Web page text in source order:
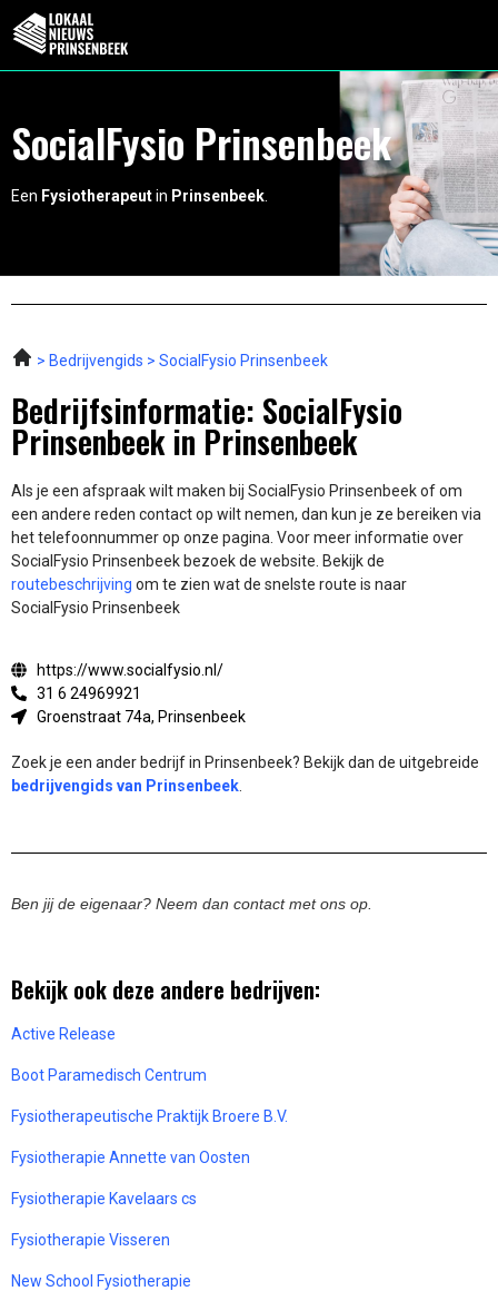
SocialFysio Prinsenbeek
Een Fysiotherapeutin Prinsenbeek
Bedrijvengids SocialFysio Prinsenbeek
Bedrijfsinformatie: SocialFysio
Prinsenbeek in Prinsenbeek
Als je een afspraak wilt maken bij SocialFysio Prinsenbeek of om
een andere reden contact op wilt nemen, dan kun je ze bereiken via
het telefoonnummer op onze pagina. Voor meer informatie over
SocialFysio Prinsenbeek bezoek de website. Bekijk de
routebeschrijving om te zien wat de snelste route is naar
SocialFysio Prinsenbeek
https://www.socialfysio.nl/
31 6 24969921
Groenstraat 74a, Prinsenbeek
Zoek je een ander bedrijf in Prinsenbeek? Bekijk dan de uitgebreide
bedrijvengids van Prinsenbeek
Ben jij de eigenaar? Neem dan contact met ons op.
Bekijk ook deze andere bedrijven:
Active Release
Boot Paramedisch Centrum
Fysiotherapeutische Praktijk Broere B.V.
Fysiotherapie Annette van Oosten
Fysiotherapie Kavelaars cs
Fysiotherapie Visseren
New School Fysiotherapie